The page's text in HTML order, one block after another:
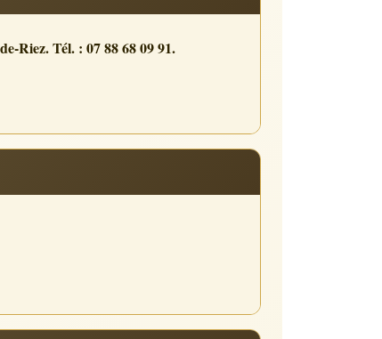
Riez. Tél. : 07 88 68 09 91.